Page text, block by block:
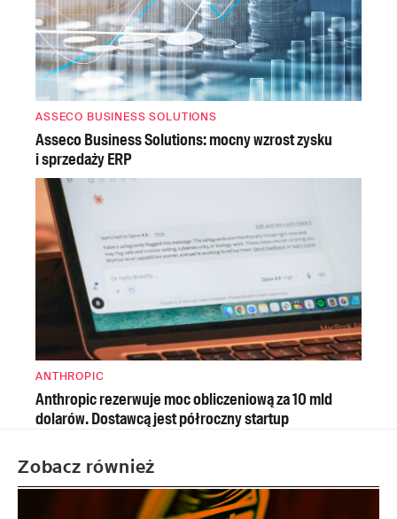
ASSECO BUSINESS SOLUTIONS
Asseco Business Solutions: mocny wzrost zysku
i sprzedaży ERP
ANTHROPIC
Anthropic rezerwuje moc obliczeniową za 10 mld
dolarów. Dostawcą jest półroczny startup
Zobacz również